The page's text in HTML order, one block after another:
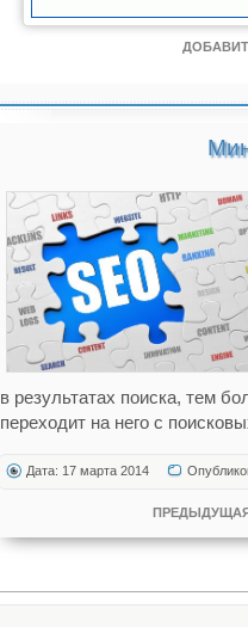
в результатах поиска, тем
переходит на него с
Дата: 17 марта 2014